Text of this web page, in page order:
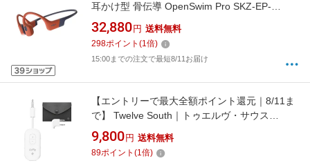
耳かけ型 骨伝導 OpenSwim Pro SKZ-EP-
000029 [ワイヤレス(ネックバンド) /骨伝導型 /
ノイズキャンセリング対応 /Bluetooth対応]
32,880 円 送料無料
298ポイント (1倍)
15:00までの注文で最短8/11お届け
【エントリーで最大全額ポイント還元｜8/11ま
で】 Twelve South｜トゥエルヴ・サウス
Bluetoothトランスミッター AirFly Pro 2 Deluxe
ホワイト TWS-OT-000043
9,800 円 送料無料
89ポイント (1倍)